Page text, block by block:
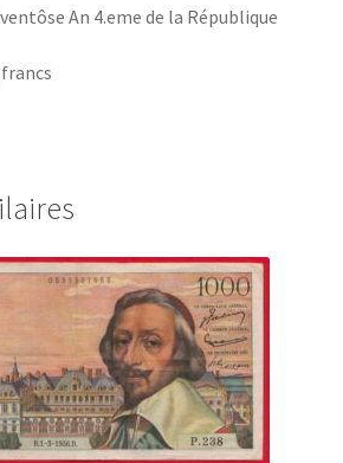
An 4.eme de la République